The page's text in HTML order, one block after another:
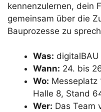
kennenzulernen, dein
gemeinsam über die
Bauprozesse zu
Was:
Wann: 24. bis
Wo: Messeplatz
Halle 8, Stand
Wer: Das Team